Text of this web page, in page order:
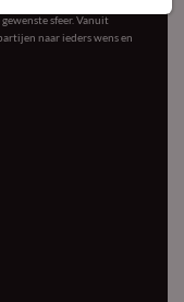
sfeer. Vanuit
naar ieders wens en